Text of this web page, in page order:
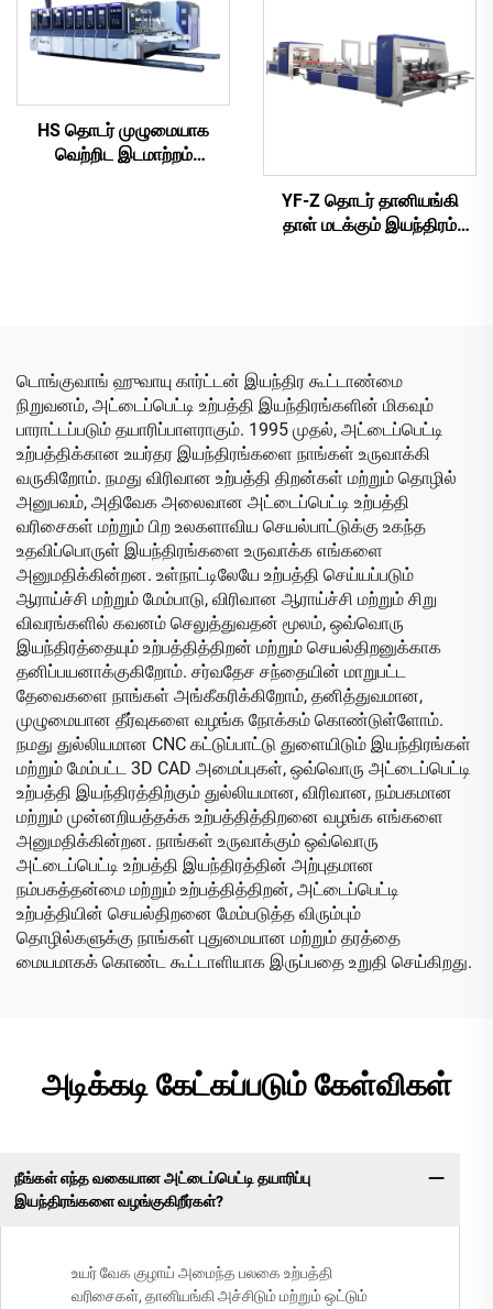
இயந்திரம் (வெற்றிட இடமாற்ற
மேல் அச்சிடுதல்)
HS தொடர் முழுமையாக
வெற்றிட இடமாற்றம்
YF-Z தொடர் தானியங்கி
தாள் மடக்கும் இயந்திரம்
டொங்குவாங் ஹுவாயு கார்ட்டன் இயந்திர கூட்டாண்மை
நிறுவனம், அட்டைப்பெட்டி உற்பத்தி இயந்திரங்களின் மிகவும்
பாராட்டப்படும் தயாரிப்பாளராகும். 1995 முதல், அட்டைப்பெட்டி
உற்பத்திக்கான உயர்தர இயந்திரங்களை நாங்கள் உருவாக்கி
வருகிறோம். நமது விரிவான உற்பத்தி திறன்கள் மற்றும் தொழில்
அனுபவம், அதிவேக அலைவான அட்டைப்பெட்டி உற்பத்தி
வரிசைகள் மற்றும் பிற உலகளாவிய செயல்பாட்டுக்கு உகந்த
உதவிப்பொருள் இயந்திரங்களை உருவாக்க எங்களை
அனுமதிக்கின்றன. உள்நாட்டிலேயே உற்பத்தி செய்யப்படும்
ஆராய்ச்சி மற்றும் மேம்பாடு, விரிவான ஆராய்ச்சி மற்றும் சிறு
விவரங்களில் கவனம் செலுத்துவதன் மூலம், ஒவ்வொரு
இயந்திரத்தையும் உற்பத்தித்திறன் மற்றும் செயல்திறனுக்காக
தனிப்பயனாக்குகிறோம். சர்வதேச சந்தையின் மாறுபட்ட
தேவைகளை நாங்கள் அங்கீகரிக்கிறோம், தனித்துவமான,
முழுமையான தீர்வுகளை வழங்க நோக்கம் கொண்டுள்ளோம்.
நமது துல்லியமான CNC கட்டுப்பாட்டு துளையிடும் இயந்திரங்கள்
மற்றும் மேம்பட்ட 3D CAD அமைப்புகள், ஒவ்வொரு அட்டைப்பெட்டி
உற்பத்தி இயந்திரத்திற்கும் துல்லியமான, விரிவான, நம்பகமான
மற்றும் முன்னறியத்தக்க உற்பத்தித்திறனை வழங்க எங்களை
அனுமதிக்கின்றன. நாங்கள் உருவாக்கும் ஒவ்வொரு
அட்டைப்பெட்டி உற்பத்தி இயந்திரத்தின் அற்புதமான
நம்பகத்தன்மை மற்றும் உற்பத்தித்திறன், அட்டைப்பெட்டி
உற்பத்தியின் செயல்திறனை மேம்படுத்த விரும்பும்
தொழில்களுக்கு நாங்கள் புதுமையான மற்றும் தரத்தை
மையமாகக் கொண்ட கூட்டாளியாக இருப்பதை உறுதி செய்கிறது.
அடிக்கடி கேட்கப்படும் கேள்விகள்
நீங்கள் எந்த வகையான அட்டைப்பெட்டி தயாரிப்பு
இயந்திரங்களை வழங்குகிறீர்கள்?
உயர் வேக குழாய் அமைந்த பலகை உற்பத்தி
வரிசைகள், தானியங்கி அச்சிடும் மற்றும் ஒட்டும்